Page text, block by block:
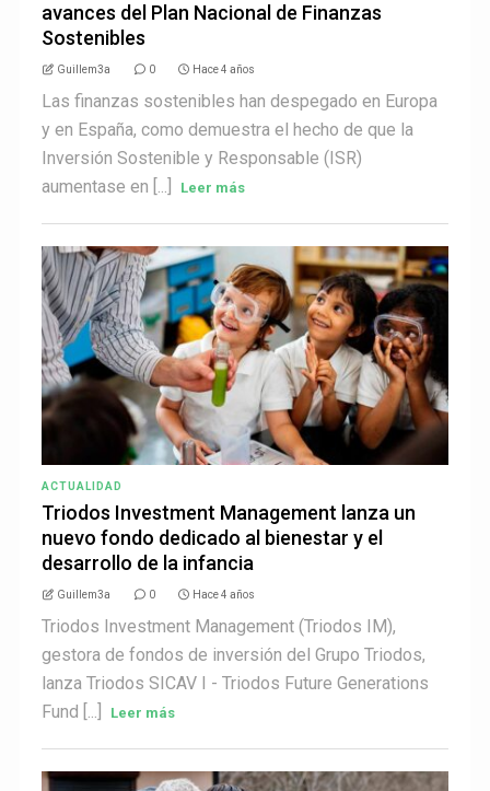
avances del Plan Nacional de Finanzas
Sostenibles
Guillem3a 0 Hace 4 años
Las finanzas sostenibles han despegado en Europa
y en España, como demuestra el hecho de que la
Inversión Sostenible y Responsable (ISR)
aumentase en [...]
Leer más
ACTUALIDAD
Triodos Investment Management lanza un
nuevo fondo dedicado al bienestar y el
desarrollo de la infancia
Guillem3a 0 Hace 4 años
Triodos Investment Management (Triodos IM),
gestora de fondos de inversión del Grupo Triodos,
lanza Triodos SICAV I - Triodos Future Generations
Fund [...]
Leer más